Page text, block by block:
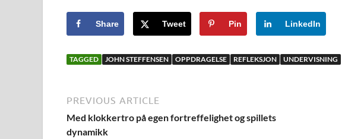
Share Tweet Pin LinkedIn
TAGGED JOHN STEFFENSEN OPPDRAGELSE REFLEKSJON UNDERVISNING
PREVIOUS ARTICLE
Med klokkertro på egen fortreffelighet og spillets
dynamikk